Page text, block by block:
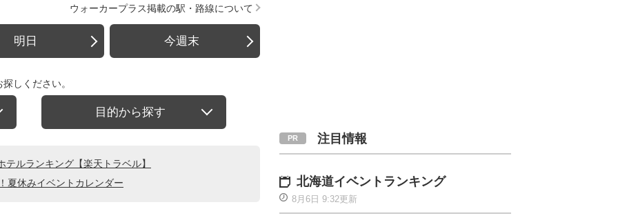
ウォーカープラス掲載の駅・路線について
明日 今週末
しください。
目的から探す
ルランキング【楽天トラベル】
夏休みイベントカレンダー
注目情報
北海道イベントランキング
8月6日 9:32更新